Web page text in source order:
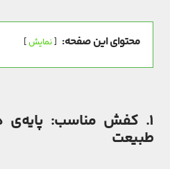
محتوای این صفحه: نمایش
۱. کفش مناسب:
طبیعت